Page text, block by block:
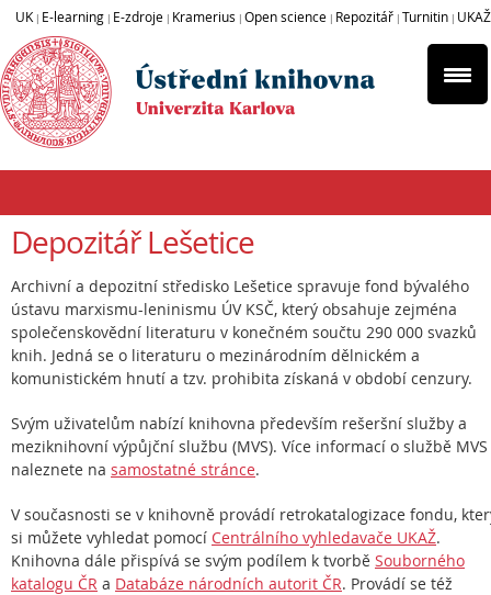
UK E-learning E-zdroje Kramerius Open science Repozitář Turnitin UKAŽ
Depozitář Lešetice
Archivní a depozitní středisko Lešetice spravuje fond bývalého
ústavu marxismu-leninismu ÚV KSČ, který obsahuje zejména
společenskovědní literaturu v konečném součtu 290 000 svazků
knih. Jedná se o literaturu o mezinárodním dělnickém a
komunistickém hnutí a tzv. prohibita získaná v období cenzury.
Svým uživatelům nabízí knihovna především rešeršní služby a
meziknihovní výpůjční službu (MVS). Více informací o službě MVS
naleznete na samostatné stránce.
V současnosti se v knihovně provádí retrokatalogizace fondu,
si můžete vyhledat pomocí Centrálního vyhledavače UKAŽ.
Knihovna dále přispívá se svým podílem k tvorbě Souborného
katalogu ČR a Databáze národních autorit ČR. Provádí se též